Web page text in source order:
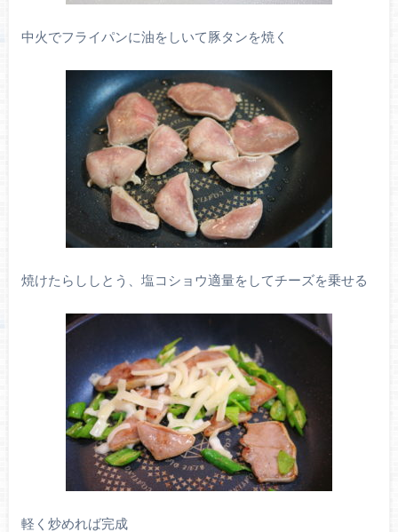
中火でフライパンに油をしいて豚タンを焼く
焼けたらししとう、塩コショウ適量をしてチーズを乗せる
軽く炒めれば完成